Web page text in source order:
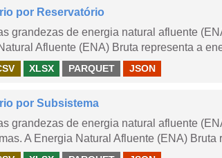
por Reservatório
grandezas de energia natural afluente
Afluente (ENA) Bruta representa a
XLSX PARQUET JSON
por Subsistema
grandezas de energia natural afluente
A Energia Natural Afluente (ENA) Bruta